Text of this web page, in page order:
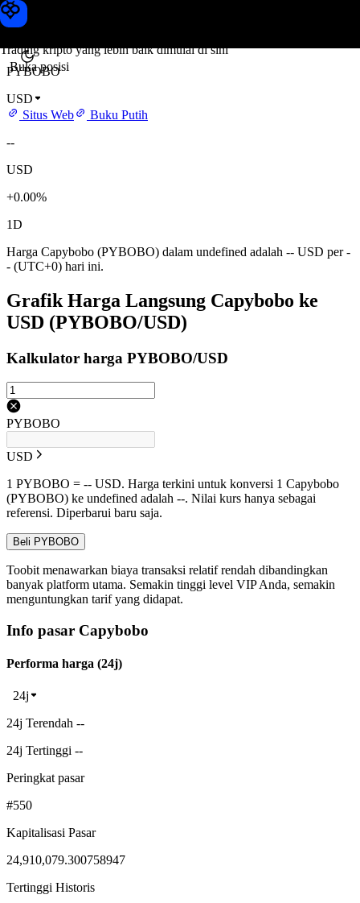
Trading kripto yang lebih baik dimulai di sini
Buka posisi
Harga Capybobo
PYBOBO
USD
Situs Web
Buku Putih
--
USD
+0.00%
1D
Harga Capybobo (PYBOBO) dalam undefined adalah -- USD per -
- (UTC+0) hari ini.
Grafik Harga Langsung Capybobo ke
USD (PYBOBO/USD)
Kalkulator harga PYBOBO/USD
PYBOBO
USD
1 PYBOBO = -- USD. Harga terkini untuk konversi 1 Capybobo
(PYBOBO) ke undefined adalah --. Nilai kurs hanya sebagai
referensi. Diperbarui baru saja.
Beli PYBOBO
Toobit menawarkan biaya transaksi relatif rendah dibandingkan
banyak platform utama. Semakin tinggi level VIP Anda, semakin
menguntungkan tarif yang didapat.
Info pasar Capybobo
Performa harga (24j)
24j
24j Terendah --
24j Tertinggi --
Peringkat pasar
#550
Kapitalisasi Pasar
24,910,079.300758947
Tertinggi Historis